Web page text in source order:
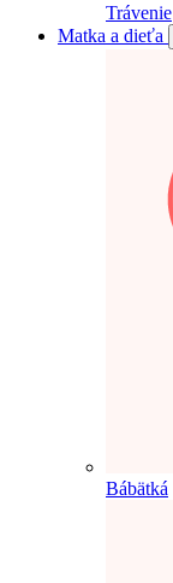
Trávenie
Matka a dieťa
Bábätká